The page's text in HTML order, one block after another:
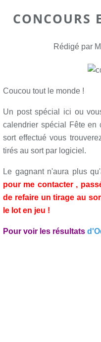
CONCOURS
Rédigé par
Coucou tout le monde !
Un post spécial ici ou
calendrier spécial Fête en
sort effectué vous
tirés au sort par logiciel.
Le gagnant n'aura plus
pour me contacter ,
de refaire un tirage au
le lot en jeu !
Pour voir les résultats